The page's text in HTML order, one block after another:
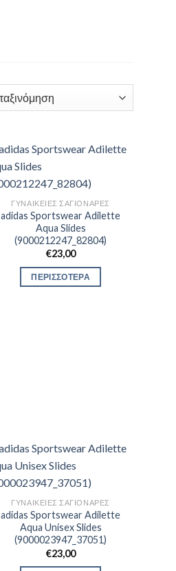
ΓΥΝΑΙΚΕΊΕΣ ΣΑΓΙΟΝΆΡΕΣ
adidas Sportswear Adilette
Aqua Slides
(9000212247_82804)
€23,00
ΠΕΡΙΣΣΟΤΕΡΑ
ΓΥΝΑΙΚΕΊΕΣ ΣΑΓΙΟΝΆΡΕΣ
adidas Sportswear Adilette
Aqua Unisex Slides
(9000023947_37051)
€23,00